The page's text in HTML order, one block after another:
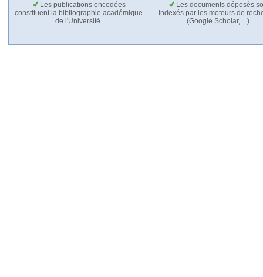
Les publications encodées
constituent la bibliographie académique
de l'Université.
Les documents déposés
indexés par les moteurs de
(Google Scholar,…).